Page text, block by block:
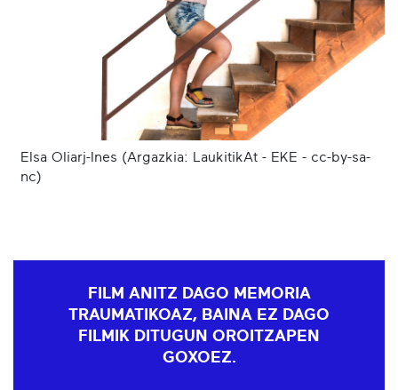
Elsa Oliarj-Ines (Argazkia: LaukitikAt - EKE - cc-by-sa-
nc)
FILM ANITZ DAGO MEMORIA
TRAUMATIKOAZ, BAINA EZ DAGO
FILMIK DITUGUN OROITZAPEN
GOXOEZ.